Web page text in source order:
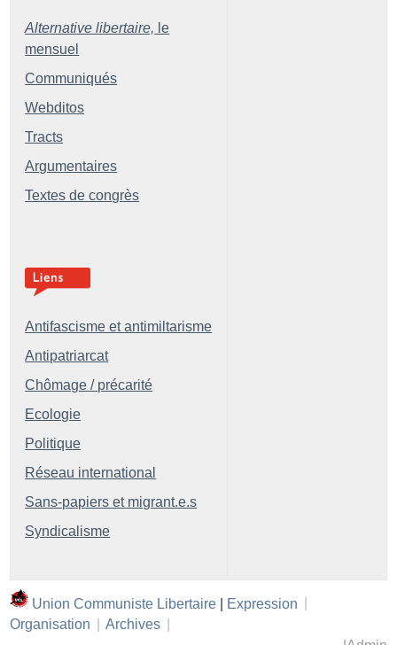
Alternative libertaire, le
mensuel
Communiqués
Webditos
Tracts
Argumentaires
Textes de congrès
Antifascisme et antimiltarisme
Antipatriarcat
Chômage / précarité
Ecologie
Politique
Réseau international
Sans-papiers et migrant.e.s
Syndicalisme
Union Communiste Libertaire | Expression
Organisation
Archives